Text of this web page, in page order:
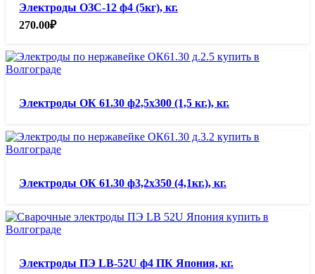
Электроды ОЗС-12 ф4 (5кг), кг.
270.00₽
Электроды ОК 61.30 ф2,5х300 (1,5 кг.), кг.
Электроды ОК 61.30 ф3,2х350 (4,1кг.), кг.
Электроды ПЭ LB-52U ф4 ПК Япония, кг.